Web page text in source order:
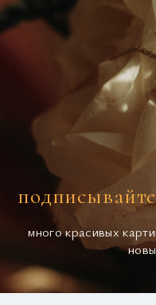
много красивых